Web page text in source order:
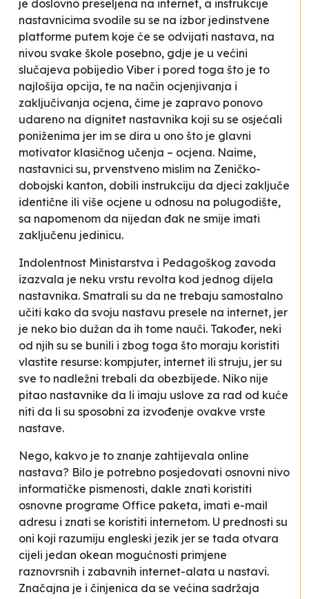
je doslovno preseljena na internet, a instrukcije
nastavnicima svodile su se na izbor jedinstvene
platforme putem koje će se odvijati nastava, na
nivou svake škole posebno, gdje je u većini
slučajeva pobijedio Viber i pored toga što je to
najlošija opcija, te na način ocjenjivanja i
zaključivanja ocjena, čime je zapravo ponovo
udareno na dignitet nastavnika koji su se osjećali
poniženima jer im se dira u ono što je glavni
motivator klasičnog učenja – ocjena. Naime,
nastavnici su, prvenstveno mislim na Zeničko-
dobojski kanton, dobili instrukciju da djeci zaključe
identične ili više ocjene u odnosu na polugodište,
sa napomenom da nijedan đak ne smije imati
zaključenu jedinicu.
Indolentnost Ministarstva i Pedagoškog zavoda
izazvala je neku vrstu revolta kod jednog dijela
nastavnika. Smatrali su da ne trebaju samostalno
učiti kako da svoju nastavu presele na internet, jer
je neko bio dužan da ih tome nauči. Također, neki
od njih su se bunili i zbog toga što moraju koristiti
vlastite resurse: kompjuter, internet ili struju, jer su
sve to nadležni trebali da obezbijede. Niko nije
pitao nastavnike da li imaju uslove za rad od kuće
niti da li su sposobni za izvođenje ovakve vrste
nastave.
Nego, kakvo je to znanje zahtijevala online
nastava? Bilo je potrebno posjedovati osnovni nivo
informatičke pismenosti, dakle znati koristiti
osnovne programe Office paketa, imati e-mail
adresu i znati se koristiti internetom. U prednosti su
oni koji razumiju engleski jezik jer se tada otvara
cijeli jedan okean mogućnosti primjene
raznovrsnih i zabavnih internet-alata u nastavi.
Značajna je i činjenica da se većina sadržaja